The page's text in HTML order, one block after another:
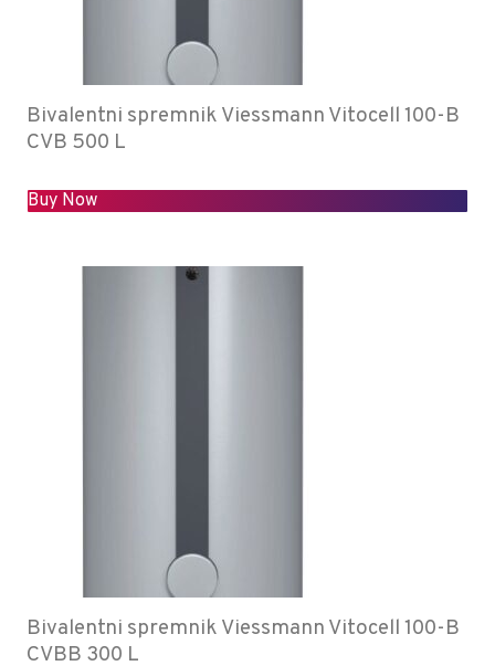
Bivalentni spremnik Viessmann Vitocell 100-B
CVB 500 L
Buy Now
Bivalentni spremnik Viessmann Vitocell 100-B
CVBB 300 L